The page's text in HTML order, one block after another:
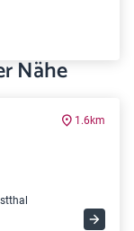
Nähe
1.6km